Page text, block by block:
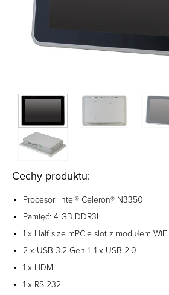
Cechy produktu:
Procesor: Intel® Celeron® N3350
Pamięć: 4 GB DDR3L
1 x Half size mPCIe slot z modułem WiFi
2 x USB 3.2 Gen 1, 1 x USB 2.0
1 x HDMI
1 x RS-232